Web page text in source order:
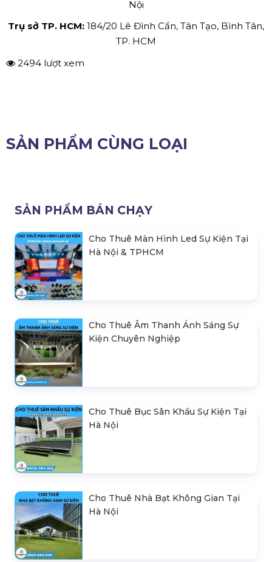
Nội
Trụ sở TP. HCM: 184/20 Lê Đình Cẩn, Tân Tạo, Bình Tân,
TP. HCM
2494 lượt xem
SẢN PHẨM CÙNG LOẠI
SẢN PHẨM BÁN CHẠY
Cho Thuê Màn Hình Led Sự Kiện Tại
Hà Nội & TPHCM
Cho Thuê Âm Thanh Ánh Sáng Sự
Kiện Chuyên Nghiệp
Cho Thuê Bục Sân Khấu Sự Kiện Tại
Hà Nội
Cho Thuê Nhà Bạt Không Gian Tại
Hà Nội